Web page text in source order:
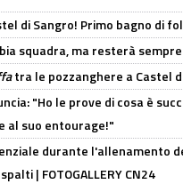
di Sangro! Primo bagno di
squadra, ma resterà
tra le pozzanghere a Castel
"Ho le prove di cosa è
al suo entourage!"
durante l'allenamento
| FOTOGALLERY CN24